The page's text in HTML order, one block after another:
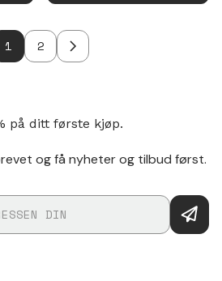
1 2
på ditt første kjøp.
og få nyheter og tilbud først.